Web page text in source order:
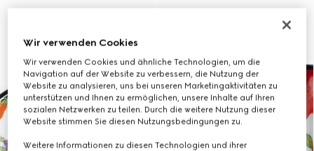
Wir verwenden Cookies
Wir verwenden Cookies und ähnliche Technologien, um die
Navigation auf der Website zu verbessern, die Nutzung der
Website zu analysieren, uns bei unseren Marketingaktivitäten zu
unterstützen und Ihnen zu ermöglichen, unsere Inhalte auf Ihren
sozialen Netzwerken zu teilen. Durch die weitere Nutzung dieser
Website stimmen Sie diesen Nutzungsbedingungen zu.
Weitere Informationen zu diesen Technologien und ihrer